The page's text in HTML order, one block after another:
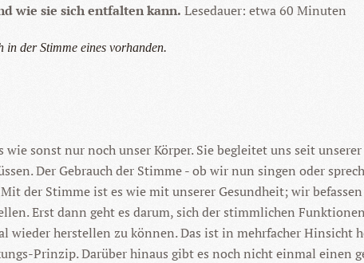
wie sie sich entfalten kann. Lesedauer: etwa 60 Minuten
der Stimme eines vorhanden.
sonst nur noch unser Körper. Sie begleitet uns seit
Der Gebrauch der Stimme - ob wir nun singen oder
der Stimme ist es wie mit unserer Gesundheit; wir
Erst dann geht es darum, sich der stimmlichen
wieder herstellen zu können. Das ist in mehrfacher
Prinzip. Darüber hinaus gibt es noch nicht einmal einen